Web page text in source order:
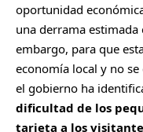
oportunidad
una derrama estimada
embargo, para que
economía local y no se
el gobierno ha
dificultad de los
tarjeta a los